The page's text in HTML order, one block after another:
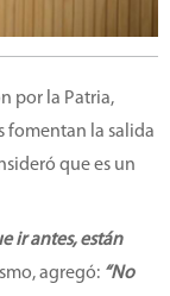
por la Patria,
fomentan la salida
que es un
ir antes, están
agregó: “No